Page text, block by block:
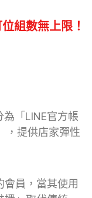
組數無上限！
「LINE官方帳
，提供店家彈性
會員，當其使用